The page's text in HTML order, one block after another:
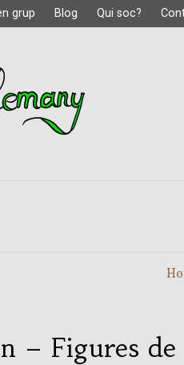
grup Blog Qui soc?
– Figures de